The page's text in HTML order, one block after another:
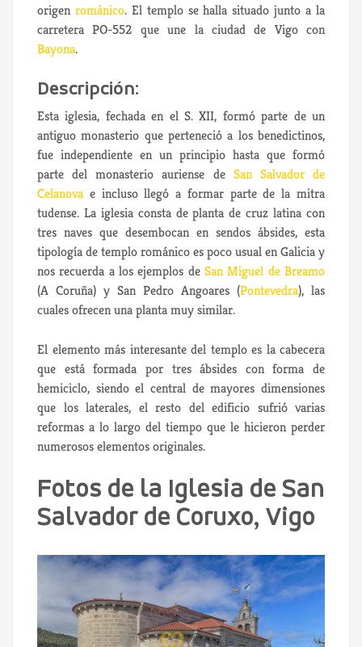
origen románico. El templo se halla situado junto a la
carretera PO-552 que une la ciudad de Vigo con
Bayona.
Descripción:
Esta iglesia, fechada en el S. XII, formó parte de un
antiguo monasterio que perteneció a los benedictinos,
fue independiente en un principio hasta que formó
parte del monasterio auriense de San Salvador de
Celanova e incluso llegó a formar parte de la mitra
tudense. La iglesia consta de planta de cruz latina con
tres naves que desembocan en sendos ábsides, esta
tipología de templo románico es poco usual en Galicia y
nos recuerda a los ejemplos de San Miguel de Breamo
(A Coruña) y San Pedro Angoares (Pontevedra), las
cuales ofrecen una planta muy similar.
El elemento más interesante del templo es la cabecera
que está formada por tres ábsides con forma de
hemiciclo, siendo el central de mayores dimensiones
que los laterales, el resto del edificio sufrió varias
reformas a lo largo del tiempo que le hicieron perder
numerosos elementos originales.
Fotos de la Iglesia de San
Salvador de Coruxo, Vigo